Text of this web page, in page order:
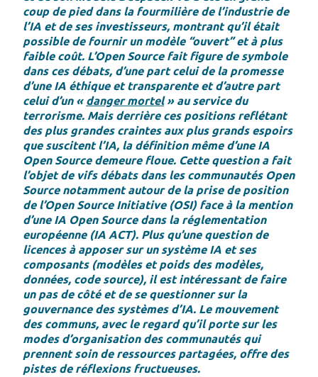
coup de pied dans la fourmilière de l’industrie de
l’IA et de ses investisseurs, montrant qu’il était
possible de fournir un modèle “ouvert” et à plus
faible coût. L’Open Source fait figure de symbole
dans ces débats, d’une part celui de la promesse
d’une IA éthique et transparente et d’autre part
celui d’un «danger mortel» au service du
terrorisme. Mais derrière ces positions reflétant
des plus grandes craintes aux plus grands espoirs
que suscitent l’IA, la définition même d’une IA
Open Source demeure floue. Cette question a fait
l’objet de vifs débats dans les communautés Open
Source notamment autour de la prise de position
de l’Open Source Initiative (OSI) face à la mention
d’une IA Open Source dans la réglementation
européenne (IA ACT). Plus qu’une question de
licences à apposer sur un système IA et ses
composants (modèles et poids des modèles,
données, code source), il est intéressant de faire
un pas de côté et de se questionner sur la
gouvernance des systèmes d’IA. Le mouvement
des communs, avec le regard qu’il porte sur les
modes d’organisation des communautés qui
prennent soin de ressources partagées, offre des
pistes de réflexions fructueuses.